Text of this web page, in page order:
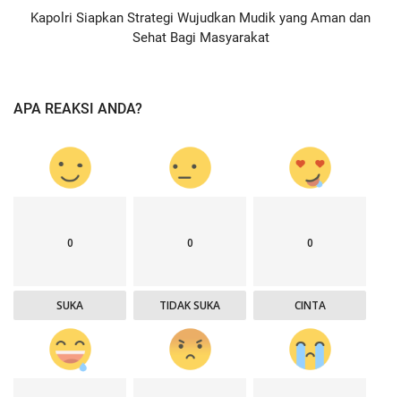
Kapolri Siapkan Strategi Wujudkan Mudik yang Aman dan
Sehat Bagi Masyarakat
APA REAKSI ANDA?
0
SUKA
0
TIDAK SUKA
0
CINTA